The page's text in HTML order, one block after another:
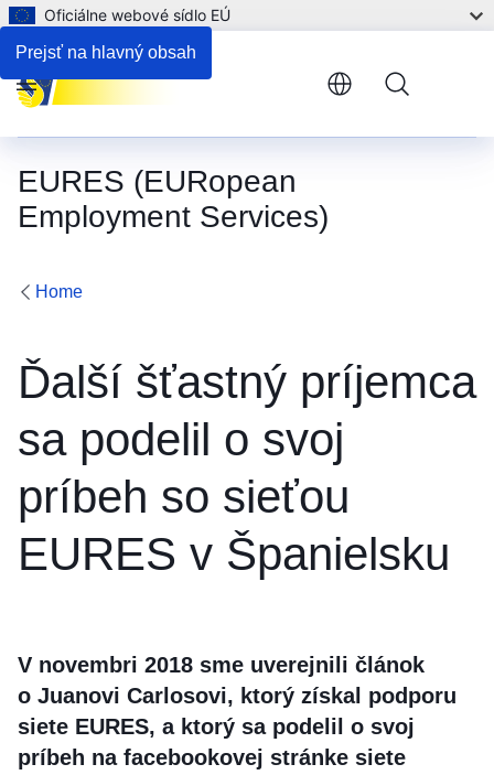
Prejsť na hlavný obsah
Oficiálne webové sídlo EÚ
EURES (EURopean
Employment Services)
Menu
Home
Ďalší šťastný príjemca
sa podelil o svoj
príbeh so sieťou
EURES v Španielsku
V novembri 2018 sme uverejnili článok
o Juanovi Carlosovi, ktorý získal podporu
siete EURES, a ktorý sa podelil o svoj
príbeh na facebookovej stránke siete